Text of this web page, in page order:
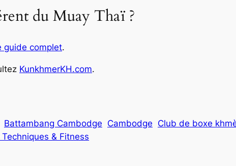
du Muay Thaï ?
guide complet.
KunkhmerKH.com.
Battambang Cambodge Cambodge Club de boxe
& Fitness